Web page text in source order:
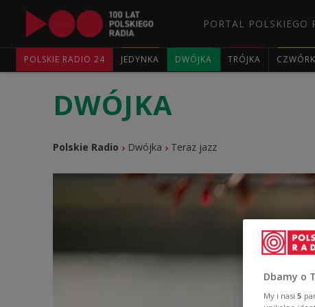
PORTAL POLSKIEGO
POLSKIE RADIO 24 JEDYNKA DWÓJKA TRÓJKA
DWÓJKA
Polskie Radio Dwójka Teraz jazz
Dbamy o
My i nasi 5